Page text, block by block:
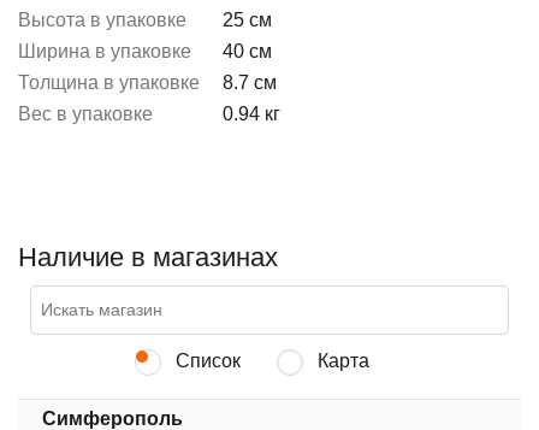
Высота в упаковке
25 см
Ширина в упаковке
40 см
Толщина в упаковке
8.7 см
Вес в упаковке
0.94 кг
Наличие в магазинах
Список Карта
Симферополь